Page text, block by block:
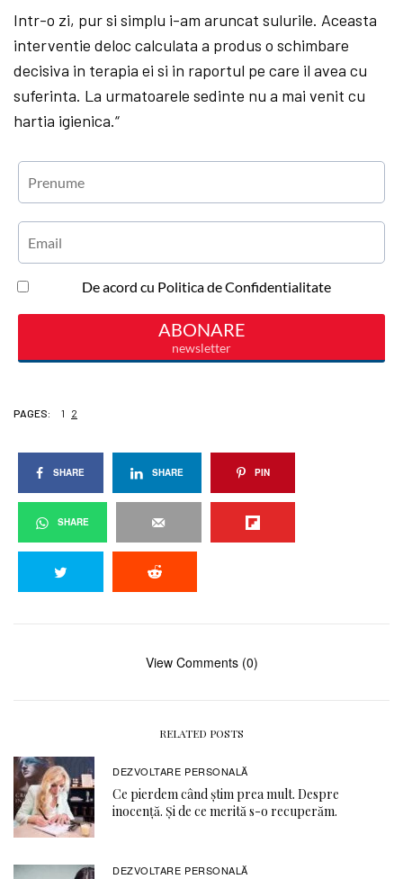
Intr-o zi, pur si simplu i-am aruncat sulurile. Aceasta
interventie deloc calculata a produs o schimbare
decisiva in terapia ei si in raportul pe care il avea cu
suferinta. La urmatoarele sedinte nu a mai venit cu
hartia igienica.“
PAGES: 1 2
SHARE SHARE PIN
SHARE
View Comments (0)
RELATED POSTS
DEZVOLTARE PERSONALĂ
Ce pierdem când știm prea mult. Despre
inocență. Și de ce merită s-o recuperăm.
DEZVOLTARE PERSONALĂ